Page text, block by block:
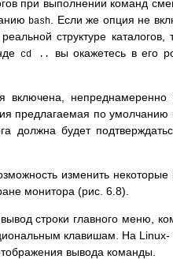
при выполнении команд
bash . Если же опция не
структуре
cd ..
вы окажетесь в его
включена,
предлагаемая по
должна будет
изменить
монитора (рис. 6.8).
строки главного меню,
клавишам. На
вывода команды.